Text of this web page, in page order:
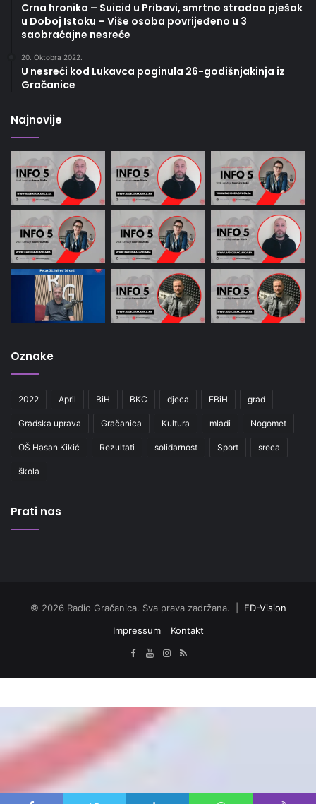
Crna hronika – Suicid u Pribavi, smrtno stradao pješak
u Doboj Istoku – Više osoba povrijeđeno u 3
saobraćajne nesreće
20. Oktobra 2022.
U nesreći kod Lukavca poginula 26-godišnjakinja iz
Gračanice
Najnovije
Oznake
2022 April BiH BKC djeca FBiH grad
Gradska uprava Gračanica Kultura mladi Nogomet
OŠ Hasan Kikić Rezultati solidarnost Sport sreca
škola
Prati nas
© 2026 Radio Gračanica. Sva prava zadržana. | ED-Vision
Impressum
Kontakt